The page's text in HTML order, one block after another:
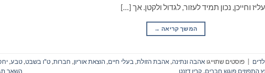
וחייכן, נכון תמיד לעזור, לגדול ולקטן. אך […]
המשך קריאה →
פוסטים שתוייגו אהבה ונתינה,אהבת הזולת, בעלי חיים,הוצאת אוריון, חברות,ט"ו בשבט,טבע,
התפוזים פוגש חברים, קרין דזנט השאר